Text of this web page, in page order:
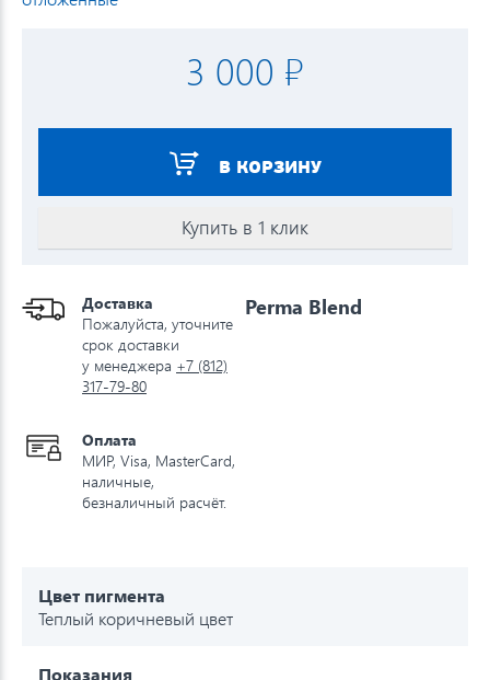
3 000 ₽
В КОРЗИНУ
Купить в 1 клик
Доставка
Пожалуйста, уточните
срок доставки
у менеджера +7 (812)
317-79-80
Оплата
МИР, Visa, MasterCard,
наличные,
безналичный расчёт.
Perma Blend
Цвет пигмента
Теплый коричневый цвет
Показания